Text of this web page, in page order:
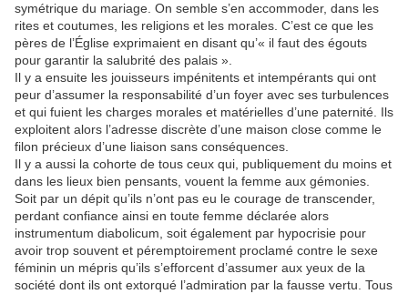
symétrique du mariage. On semble s’en accommoder, dans les
rites et coutumes, les religions et les morales. C’est ce que les
pères de l’Église exprimaient en disant qu’« il faut des égouts
pour garantir la salubrité des palais ».
Il y a ensuite les jouisseurs impénitents et intempérants qui ont
peur d’assumer la responsabilité d’un foyer avec ses turbulences
et qui fuient les charges morales et matérielles d’une paternité. Ils
exploitent alors l’adresse discrète d’une maison close comme le
filon précieux d’une liaison sans conséquences.
Il y a aussi la cohorte de tous ceux qui, publiquement du moins et
dans les lieux bien pensants, vouent la femme aux gémonies.
Soit par un dépit qu’ils n’ont pas eu le courage de transcender,
perdant confiance ainsi en toute femme déclarée alors
instrumentum diabolicum, soit également par hypocrisie pour
avoir trop souvent et péremptoirement proclamé contre le sexe
féminin un mépris qu’ils s’efforcent d’assumer aux yeux de la
société dont ils ont extorqué l’admiration par la fausse vertu. Tous